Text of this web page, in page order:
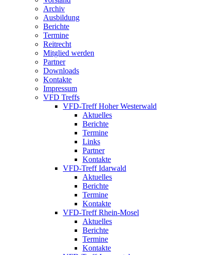
Archiv
Ausbildung
Berichte
Termine
Reitrecht
Mitglied werden
Partner
Downloads
Kontakte
Impressum
VFD Treffs
VFD-Treff Hoher Westerwald
Aktuelles
Berichte
Termine
Links
Partner
Kontakte
VFD-Treff Idarwald
Aktuelles
Berichte
Termine
Kontakte
VFD-Treff Rhein-Mosel
Aktuelles
Berichte
Termine
Kontakte